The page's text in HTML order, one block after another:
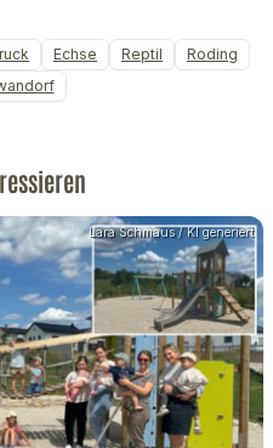
Echse Reptil
Roding
Lara Schmaus / KI generiert